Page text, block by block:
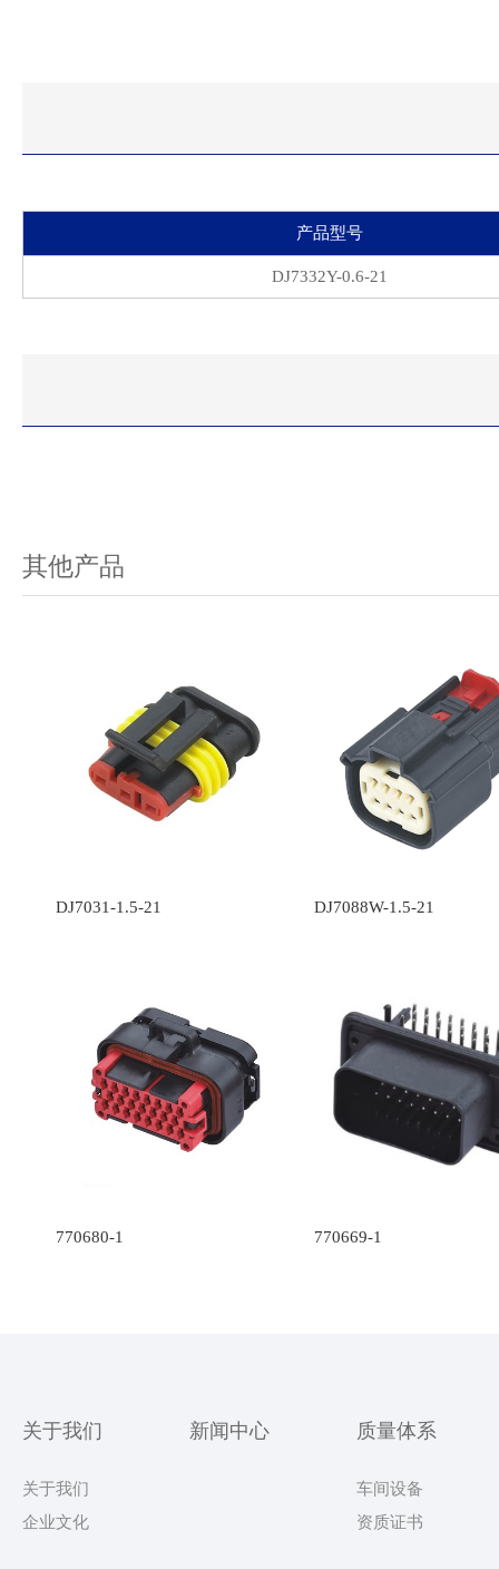
产品型号
DJ7332Y-0.6-21
其他产品
DJ7031-1.5-21 DJ7088W-1.5-21
770680-1 770669-1
关于我们
关于我们
企业文化
新闻中心 质量体系
车间设备
资质证书